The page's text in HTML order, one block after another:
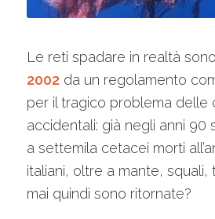
Le reti spadare in realtà sono
2002 da un regolamento
per il tragico problema delle
accidentali: già negli anni 90
a settemila cetacei morti
italiani, oltre a mante, squali,
mai quindi sono ritornate?